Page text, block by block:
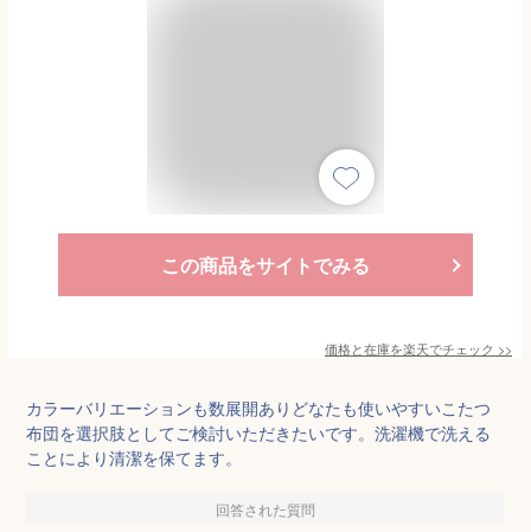
この商品をサイトでみる
価格と在庫を楽天でチェック >>
カラーバリエーションも数展開ありどなたも使いやすいこたつ
布団を選択肢としてご検討いただきたいです。洗濯機で洗える
ことにより清潔を保てます。
回答された質問